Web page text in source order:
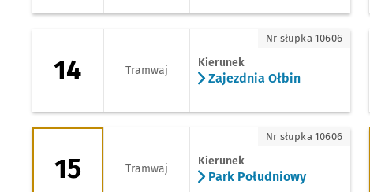
14 - kierunek Zajezdnia Ołbin
14 Tramwaj
Kierunek
Zajezdnia Ołbin
Nr słupka 10606
15 - kierunek Park Południowy
15 Tramwaj
Kierunek
Park Południowy
Nr słupka 10606